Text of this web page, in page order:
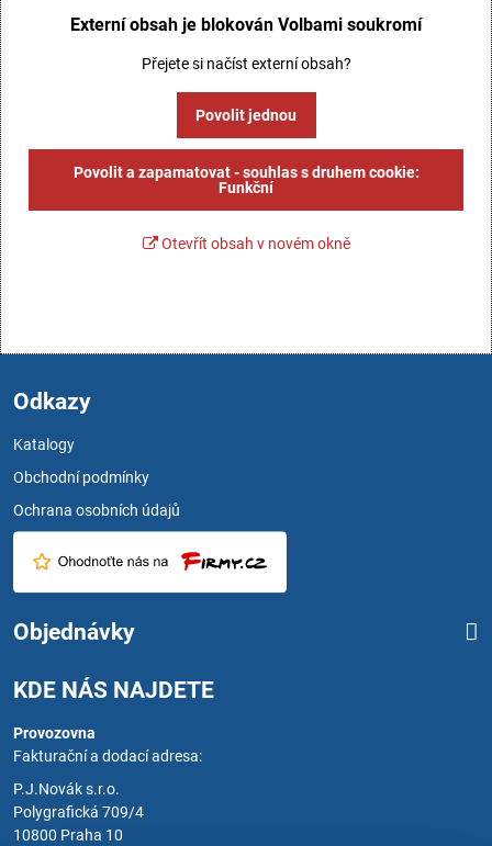
Externí obsah je blokován Volbami soukromí
Přejete si načíst externí obsah?
Povolit jednou
Povolit a zapamatovat - souhlas s druhem cookie:
Funkční
Otevřít obsah v novém okně
Odkazy
Katalogy
Obchodní podmínky
Ochrana osobních údajů
Objednávky
KDE NÁS NAJDETE
Provozovna
Fakturační a dodací adresa:
P.J.Novák s.r.o.
Polygrafická 709/4
10800 Praha 10